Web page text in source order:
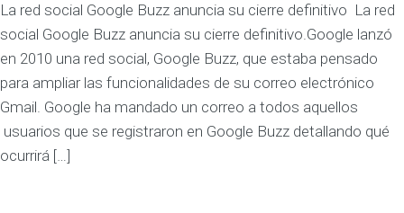
La red social Google Buzz anuncia su cierre definitivo La red
social Google Buzz anuncia su cierre definitivo.Google lanzó
en 2010 una red social, Google Buzz, que estaba pensado
para ampliar las funcionalidades de su correo electrónico
Gmail. Google ha mandado un correo a todos aquellos
usuarios que se registraron en Google Buzz detallando qué
ocurrirá […]